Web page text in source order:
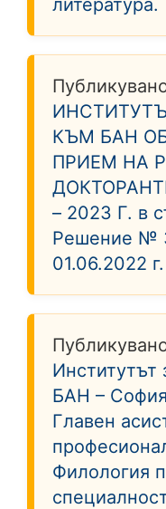
литература.
КЪМ БАН
ПРИЕМ НА
– 2023 Г. в
Решение №
01.06.2022 г.
Институтът
БАН –
Главен
Филология